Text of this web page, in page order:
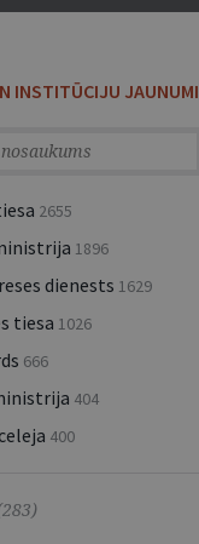
INSTITŪCIJU JAUNUMI
2655
1896
dienests 1629
tiesa 1026
666
404
400